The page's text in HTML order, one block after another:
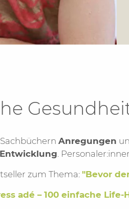
Anregungen
.
zum Thema: "Bevor
adé – 100 einfache